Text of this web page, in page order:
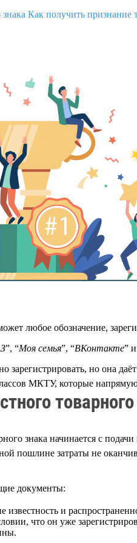
Как получить признание
любое обозначение,
”, “Моя семья”, “ВКонтакте”
зарегистрировать, но она
МКТУ, которые
знака начинается с
пошлине затраты не
документы:
и
что он уже